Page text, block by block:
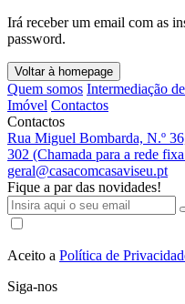
Irá receber um email com as
password.
Voltar à homepage
Quem somos Intermediação
Imóvel Contactos
Contactos
Rua Miguel Bombarda, N.º
302 (Chamada para a rede
geral@casacomcasaviseu.pt
Fique a par das novidades!
Aceito a Política de
Siga-nos